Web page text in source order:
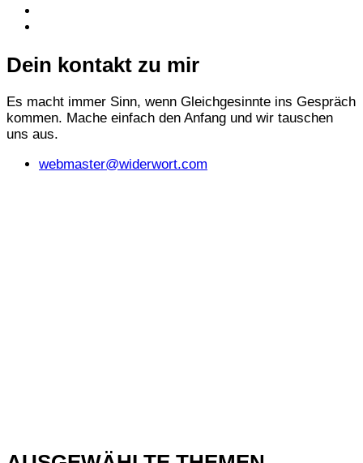
Dein kontakt zu mir
Es macht immer Sinn, wenn Gleichgesinnte ins Gespräch
kommen. Mache einfach den Anfang und wir tauschen
uns aus.
webmaster@widerwort.com